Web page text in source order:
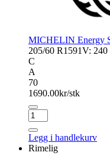
MICHELIN Energy
205/60 R1591V: 240
C
A
70
1690.00kr/stk
MICHELIN
Energy
Saver+
antall
Legg i handlekurv
Rimelig